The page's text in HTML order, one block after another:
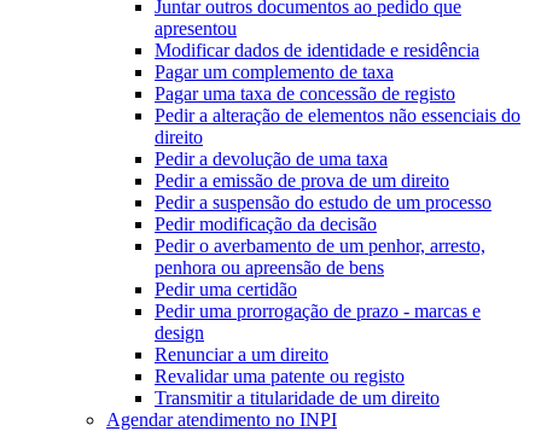
Juntar outros documentos ao pedido que
apresentou
Modificar dados de identidade e residência
Pagar um complemento de taxa
Pagar uma taxa de concessão de registo
Pedir a alteração de elementos não essenciais do
direito
Pedir a devolução de uma taxa
Pedir a emissão de prova de um direito
Pedir a suspensão do estudo de um processo
Pedir modificação da decisão
Pedir o averbamento de um penhor, arresto,
penhora ou apreensão de bens
Pedir uma certidão
Pedir uma prorrogação de prazo - marcas e
design
Renunciar a um direito
Revalidar uma patente ou registo
Transmitir a titularidade de um direito
Agendar atendimento no INPI